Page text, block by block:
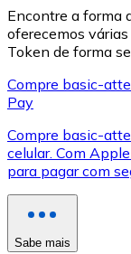
Ver tudo
Cupons cripto
Compre
Encontre a forma
oferecemos
Token de forma
Compre basic-
Pay
Compre basic-
celular. Com
para pagar com
Sabe mais